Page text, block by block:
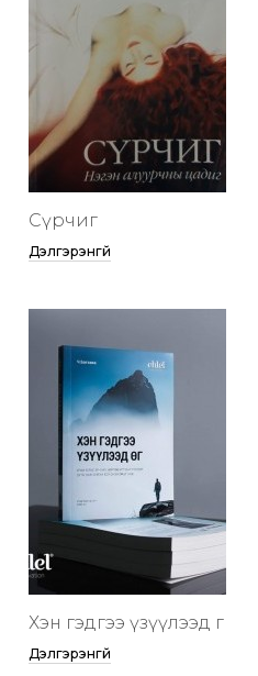
Сүрчиг
Дэлгэрэнгүй
Хэн гэдгээ үзүүлээд өг
Дэлгэрэнгүй